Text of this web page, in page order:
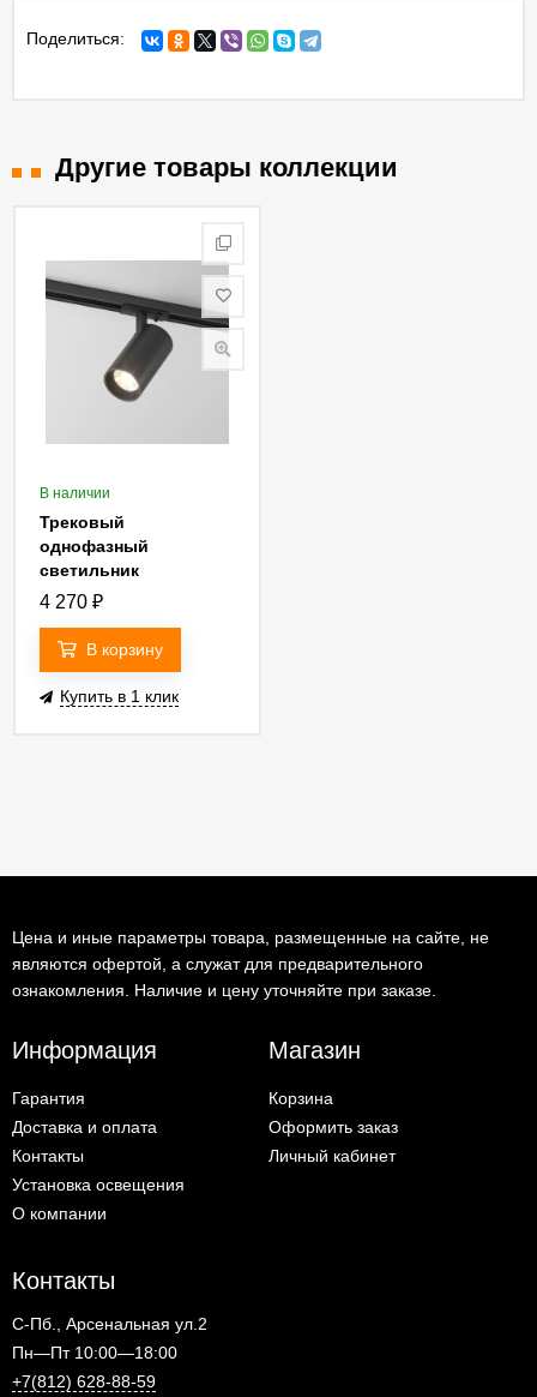
Поделиться:
Другие товары коллекции
В наличии
Трековый
однофазный
светильник
Elektrostandard Comel
4690389217012
4 270 ₽
В корзину
Купить в 1 клик
Цена и иные параметры товара, размещенные на сайте, не
являются офертой, а служат для предварительного
ознакомления. Наличие и цену уточняйте при заказе.
Информация
Гарантия
Доставка и оплата
Контакты
Установка освещения
О компании
Магазин
Корзина
Оформить заказ
Личный кабинет
Контакты
С-Пб., Арсенальная ул.2
Пн—Пт 10:00—18:00
+7(812) 628-88-59